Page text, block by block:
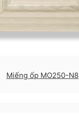
Miếng ốp MO250-N8